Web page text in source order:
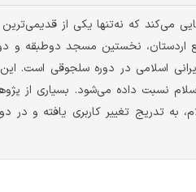
می‌کند که نه‌تنها یکی از
نخستین مسجد دوطبقه و
اسلامی در دوره سلجوقی است.
نسبت داده می‌شود. بسیاری از
به تدریج تغییر کاربری یافته و در